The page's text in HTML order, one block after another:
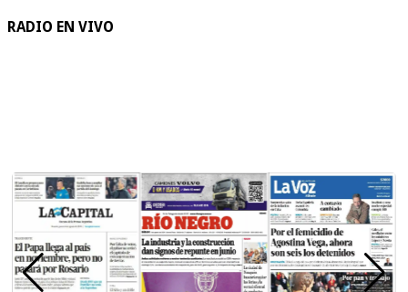
RADIO EN VIVO